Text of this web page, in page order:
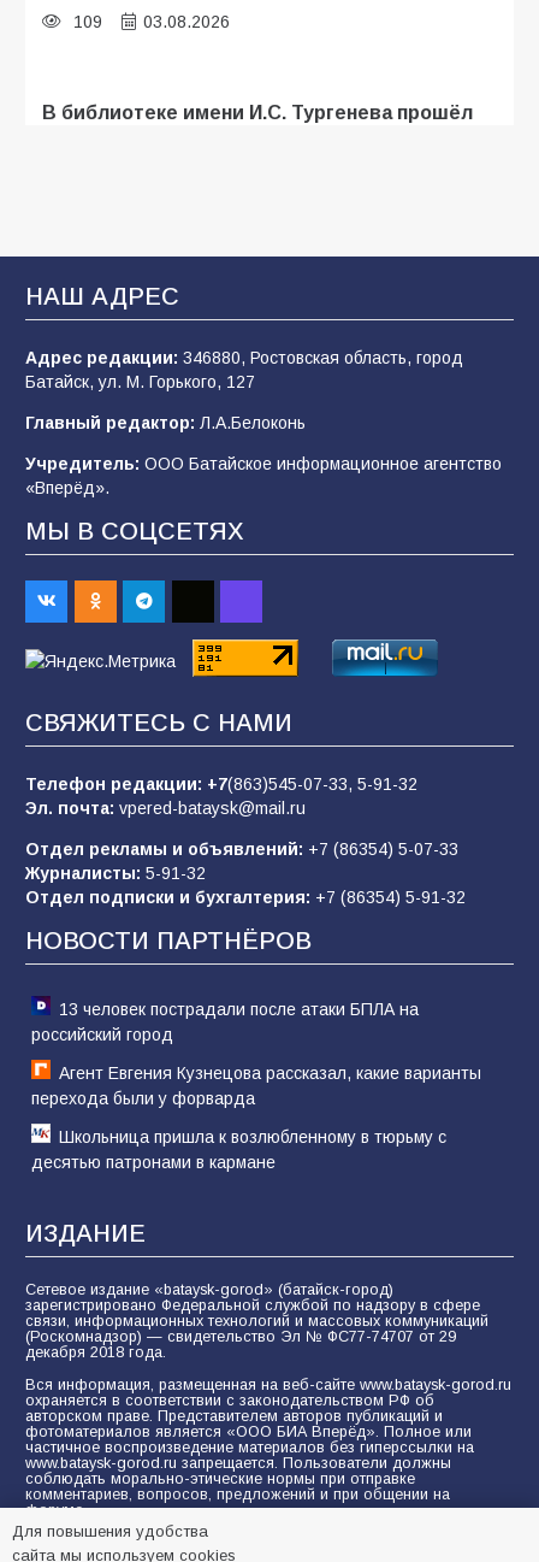
109 03.08.2026
В библиотеке имени И.С. Тургенева прошёл
В Батайске продолжаются дорожные работы
108 04.08.2026
строительные профессии в ходе
спортивного праздника
90
Батайским спортсменам вручили награды
Евгений Остапенко
Батайчане вышли в финал Всероссийского
конкурса «Большая перемена»
НАШ АДРЕС
Адрес редакции: 346880, Ростовская область, город
Батайск, ул. М. Горького, 127
Главный редактор: Л.А.Белоконь
Учредитель: ООО Батайское информационное агентство
«Вперёд».
МЫ В СОЦСЕТЯХ
СВЯЖИТЕСЬ С НАМИ
Телефон редакции: +7(863)545-07-33, 5-91-32
Эл. почта: vpered-bataysk@mail.ru
Отдел рекламы и объявлений: +7 (86354) 5-07-33
Журналисты: 5-91-32
Отдел подписки и бухгалтерия: +7 (86354) 5-91-32
НОВОСТИ ПАРТНЁРОВ
13 человек пострадали после атаки БПЛА на
российский город
Агент Евгения Кузнецова рассказал, какие варианты
перехода были у форварда
Школьница пришла к возлюбленному в тюрьму с
десятью патронами в кармане
ИЗДАНИЕ
Сетевое издание «bataysk-gorod» (батайск-город)
зарегистрировано Федеральной службой по надзору в сфере
связи, информационных технологий и массовых коммуникаций
(Роскомнадзор) — свидетельство Эл № ФС77-74707 от 29
декабря 2018 года.
Вся информация, размещенная на веб-сайте www.bataysk-gorod.ru
охраняется в соответствии с законодательством РФ об
авторском праве. Представителем авторов публикаций и
фотоматериалов является «ООО БИА Вперёд». Полное или
частичное воспроизведение материалов без гиперссылки на
www.bataysk-gorod.ru запрещается. Пользователи должны
соблюдать морально-этические нормы при отправке
комментариев, вопросов, предложений и при общении на
форуме.
Политика конфиденциальности и защиты информации
Для повышения удобства
сайта мы используем cookies